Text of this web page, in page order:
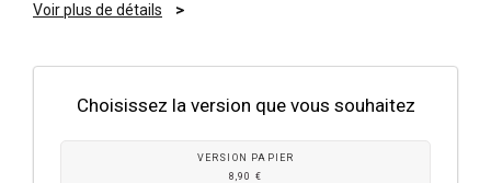
Voir plus de détails
Choisissez la version que vous souhaitez
VERSION PAPIER
8,90 €